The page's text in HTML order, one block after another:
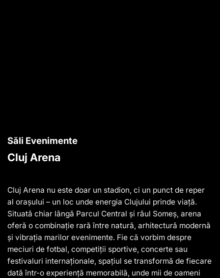
Săli Evenimente
Cluj Arena
Cluj Arena nu este doar un stadion, ci un punct de reper
al orașului – un loc unde energia Clujului prinde viață.
Situată chiar lângă Parcul Central și râul Someș, arena
oferă o combinație rară între natură, arhitectură modernă
și vibrația marilor evenimente. Fie că vorbim despre
meciuri de fotbal, competiții sportive, concerte sau
festivaluri internaționale, spațiul se transformă de fiecare
dată într-o experiență memorabilă, unde mii de oameni